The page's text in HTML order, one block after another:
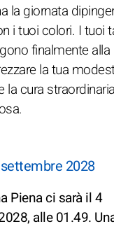
la giornata
i tuoi colori. I tuoi
finalmente alla
la tua
la cura
2028
Piena ci sarà il 4
alle 01.49.